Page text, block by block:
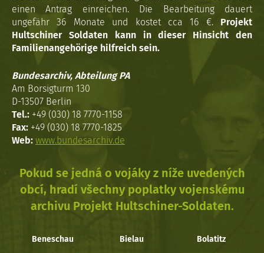
einen Antrag einreichen. Die Bearbeitung dauert
ungefähr 36 Monate und kostet cca 16 €. Projekt
Hultschiner Soldaten kann in dieser Hinsicht den
Familienangehörige hilfreich sein.
Bundesarchiv, Abteilung PA
Am Borsigturm 130
D-13507 Berlin
Tel.: +49 (030) 18 7770-1158
Fax: +49 (030) 18 7770-1825
Web: www.bundesarchiv.de
Pokud se jedná o vojáky z níže uvedených
obcí, hradí všechny poplatky vojenskému
archivu Projekt Hultschiner-Soldaten.
Beneschau Bielau Bolatitz